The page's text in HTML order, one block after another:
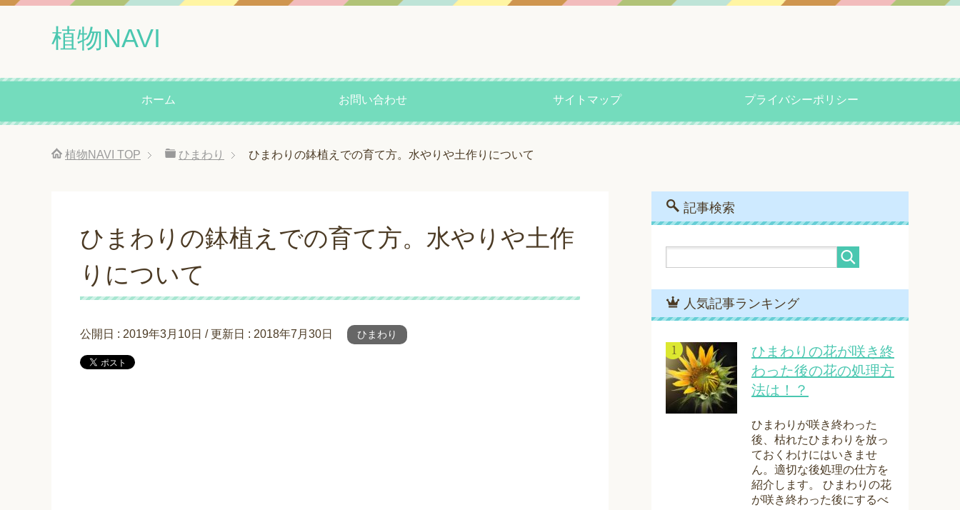
植物NAVI
ホーム お問い合わせ サイトマップ プライバシーポリシー
植物NAVI TOP ひまわり ひまわりの鉢植えでの育て方。水やりや土作りについて
ひまわりの鉢植えでの育て方。水やりや土作
りについて
公開日 : 2019年3月10日 / 更新日 : 2018年7月30日 ひまわり
記事検索
人気記事ランキング
ひまわりの花が咲き終
わった後の花の処理方
法は！？
ひまわりが咲き終わった
後、枯れたひまわりを放っ
ておくわけにはいきませ
ん。適切な後処理の仕方を
紹介します。 ひまわりの花
が咲き終わった後にするべ